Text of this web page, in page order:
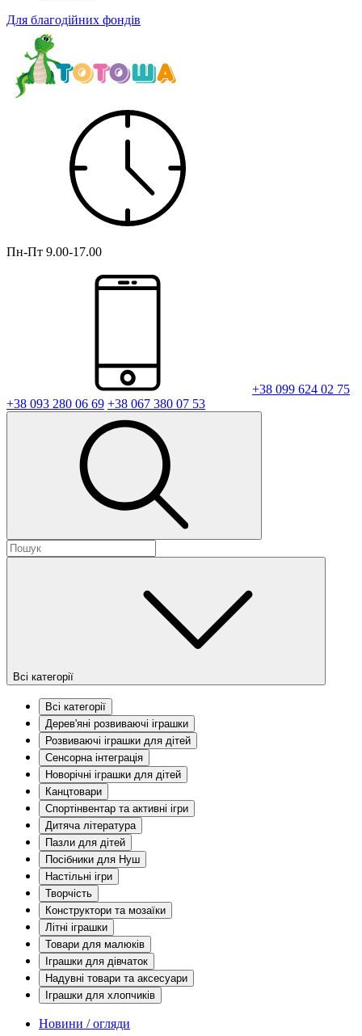
Для благодійних фондів
Пн-Пт 9.00-17.00
+38 099 624 02 75
+38 093 280 06 69 +38 067 380 07 53
Всі категорії
Всі категорії
Дерев'яні розвиваючі іграшки
Розвиваючі іграшки для дітей
Сенсорна інтеграція
Новорічні іграшки для дітей
Канцтовари
Спортінвентар та активні ігри
Дитяча література
Пазли для дітей
Посібники для Нуш
Настільні ігри
Творчість
Конструктори та мозаїки
Літні іграшки
Товари для малюків
Іграшки для дівчаток
Надувні товари та аксесуари
Іграшки для хлопчиків
Новини / огляди